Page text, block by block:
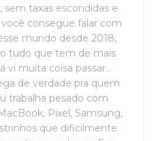
taxas escondidas e
consegue falar com
mundo desde 2018,
tudo que tem de mais
vi muita coisa passar…
de verdade pra quem
trabalha pesado com
Pixel, Samsung,
que dificilmente